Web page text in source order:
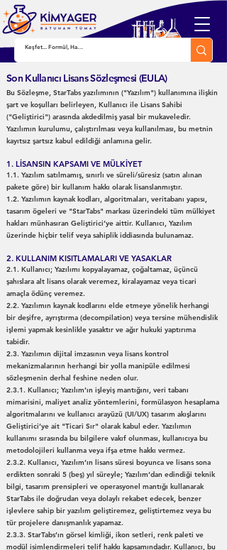
Son Kullanıcı Lisans Sözleşmesi (EULA)
Bu Sözleşme, StarTabs yazılımının ("Yazılım") kullanımına ilişkin
şart ve koşulları belirleyen, Kullanıcı ile Lisans Sahibi
("Geliştirici") arasında akdedilmiş yasal bir mukaveledir.
Yazılımın kurulumu, çalıştırılması veya kullanılması, bu metnin
kayıtsız şartsız kabul edildiği anlamına gelir.
1. LİSANSIN KAPSAMI VE MÜLKİYET
1.1. Yazılım satılmamış, sınırlı ve süreli/süresiz (satın alınan
pakete göre) bir kullanım hakkı olarak lisanslanmıştır.
1.2. Yazılımın kaynak kodları, algoritmaları, veritabanı yapısı,
tasarım ögeleri ve "StarTabs" markası üzerindeki tüm mülkiyet
hakları münhasıran Geliştirici’ye aittir. Kullanıcı, Yazılım
üzerinde hiçbir telif veya sahiplik iddiasında bulunamaz.
2. KULLANIM KISITLAMALARI VE YASAKLAR
2.1. Kullanıcı; Yazılımı kopyalayamaz, çoğaltamaz, üçüncü
şahıslara alt lisans olarak veremez, kiralayamaz veya ticari
amaçla ödünç veremez.
2.2. Yazılımın kaynak kodlarını elde etmeye yönelik herhangi
bir deşifre, ayrıştırma (decompilation) veya tersine mühendislik
işlemi yapmak kesinlikle yasaktır ve ağır hukuki yaptırıma
tabidir.
2.3. Yazılımın dijital imzasının veya lisans kontrol
mekanizmalarının herhangi bir yolla manipüle edilmesi
sözleşmenin derhal feshine neden olur.
2.3.1. Kullanıcı; Yazılım’ın işleyiş mantığını, veri tabanı
mimarisini, maliyet analiz yöntemlerini, formülasyon hesaplama
algoritmalarını ve kullanıcı arayüzü (UI/UX) tasarım akışlarını
Geliştirici’ye ait "Ticari Sır" olarak kabul eder. Yazılımın
kullanımı sırasında bu bilgilere vakıf olunması, kullanıcıya bu
metodolojileri kullanma veya ifşa etme hakkı vermez.
2.3.2. Kullanıcı, Yazılım’ın lisans süresi boyunca ve lisans sona
erdikten sonraki 5 (beş) yıl süreyle; Yazılım’dan edindiği teknik
bilgi, tasarım prensipleri ve operasyonel mantığı kullanarak
StarTabs ile doğrudan veya dolaylı rekabet edecek, benzer
işlevlere sahip bir yazılım geliştiremez, geliştirtemez veya bu
tür projelere danışmanlık yapamaz.
2.3.3. StarTabs’ın görsel kimliği, ikon setleri, renk paleti ve
modül isimlendirmeleri telif hakkı kapsamındadır. Kullanıcı, bu